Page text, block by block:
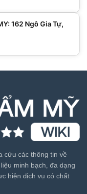
162 Ngô Gia Tự,
cứu các thông tin về
minh bạch, đa dạng
hiện dịch vụ có chất